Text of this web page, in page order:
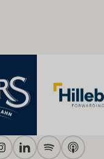
InstagramLinkedinSpotifyApple